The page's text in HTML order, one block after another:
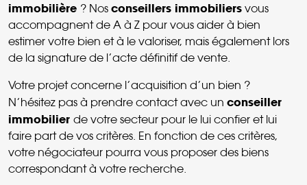
immobilière ? Nos conseillers immobiliers vous
accompagnent de A à Z pour vous aider à bien
estimer votre bien et à le valoriser, mais également lors
de la signature de l’acte définitif de vente.
Votre projet concerne l’acquisition d’un bien ?
N’hésitez pas à prendre contact avec un conseiller
immobilier de votre secteur pour le lui confier et lui
faire part de vos critères. En fonction de ces critères,
votre négociateur pourra vous proposer des biens
correspondant à votre recherche.